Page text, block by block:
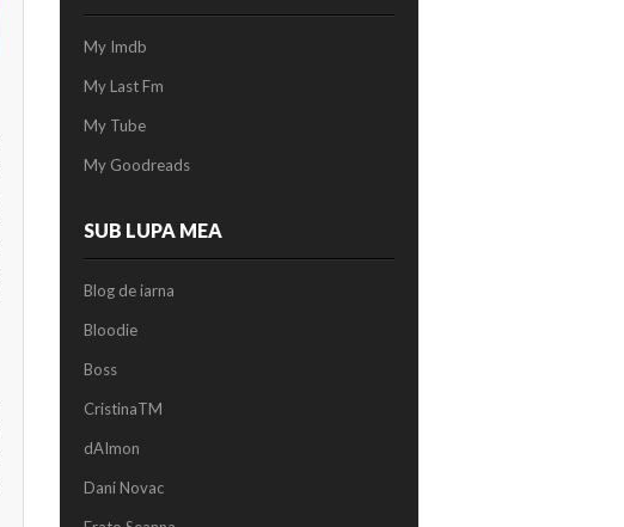
My Imdb
My Last Fm
My Tube
My Goodreads
SUB LUPA MEA
Blog de iarna
Bloodie
Boss
CristinaTM
dAImon
Dani Novac